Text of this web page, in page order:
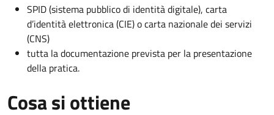
SPID (sistema pubblico di identità digitale), carta
d’identità elettronica (CIE) o carta nazionale dei servizi
(CNS)
tutta la documentazione prevista per la presentazione
della pratica.
Cosa si ottiene